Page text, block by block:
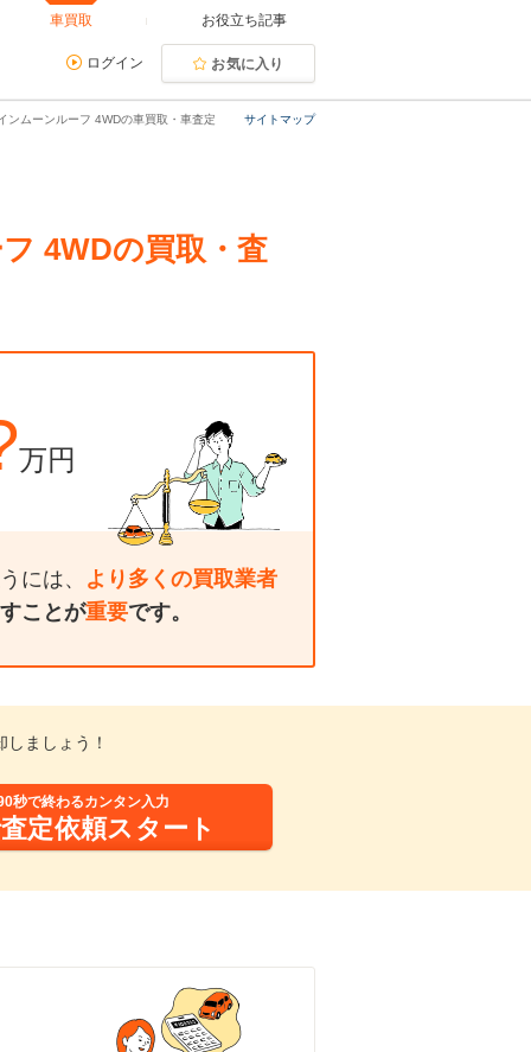
車買取 お役立ち記事
ログイン お気に入り
サイトマップ
ンムーンルーフ 4WDの車買取・車査定
4WDの買取・査
万円
には、 より多くの買取業者
ことが重要です。
ましょう！
秒で終わるカンタン入力
定依頼スタート